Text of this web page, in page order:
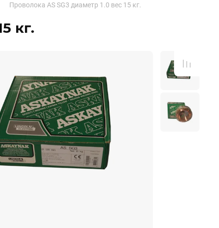
Проволока AS SG3 диаметр 1.0 вес 15 кг.
кг.